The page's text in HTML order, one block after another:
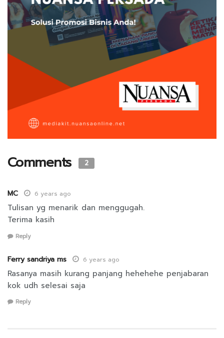
Comments 2
MC 6 years ago
Tulisan yg menarik dan menggugah.
Terima kasih
Reply
Ferry sandriya ms 6 years ago
Rasanya masih kurang panjang hehehehe penjabaran
kok udh selesai saja
Reply